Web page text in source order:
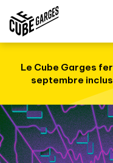
Le Cube Garges
septembre